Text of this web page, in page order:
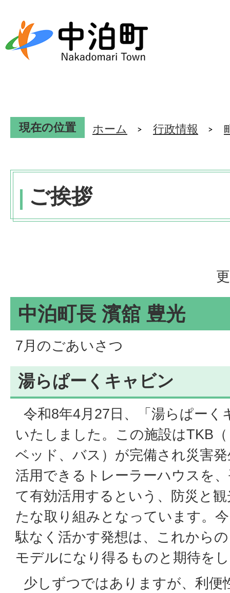
現在の位置 ホーム 行政情報
ご挨拶
中泊町長 濱舘 豊光
7月のごあいさつ
湯らぱーくキャビン
令和8年4月27日、「湯らぱー
いたしました。この施設はTKB
ベッド、バス）が完備され災害
活用できるトレーラーハウスを
て有効活用するという、防災と
たな取り組みとなっています。
駄なく活かす発想は、これから
モデルになり得るものと期待を
少しずつではありますが、利便